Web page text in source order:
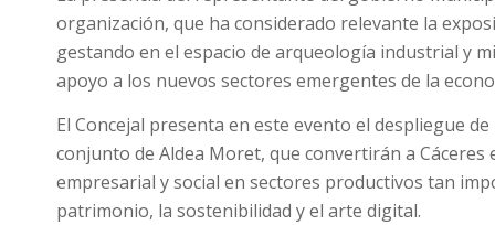
organización, que ha considerado relevante la
gestando en el espacio de arqueología industrial y
apoyo a los nuevos sectores emergentes de la
El Concejal presenta en este evento el despliegue
conjunto de Aldea Moret, que convertirán a
empresarial y social en sectores productivos tan
patrimonio, la sostenibilidad y el arte digital.